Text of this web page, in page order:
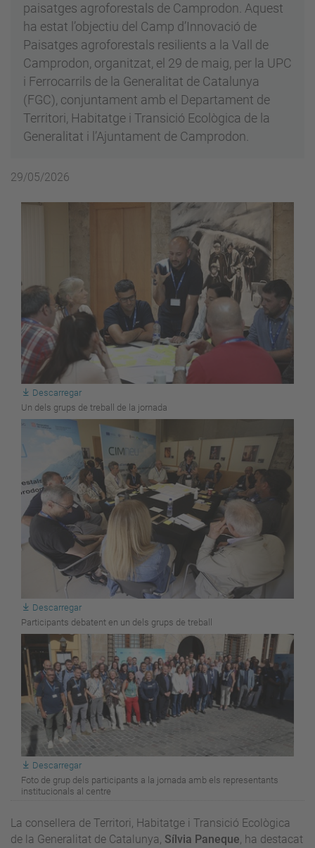
paisatges agroforestals de Camprodon. Aquest
ha estat l’objectiu del Camp d’Innovació de
Paisatges agroforestals resilients a la Vall de
Camprodon, organitzat, el 29 de maig, per la UPC
i Ferrocarrils de la Generalitat de Catalunya
(FGC), conjuntament amb el Departament de
Territori, Habitatge i Transició Ecològica de la
Generalitat i l’Ajuntament de Camprodon.
29/05/2026
Descarregar
Un dels grups de treball de la jornada
Descarregar
Participants debatent en un dels grups de treball
Descarregar
Foto de grup dels participants a la jornada amb els representants
institucionals al centre
La consellera de Territori, Habitatge i Transició Ecològica
de la Generalitat de Catalunya, Sílvia Paneque, ha destacat